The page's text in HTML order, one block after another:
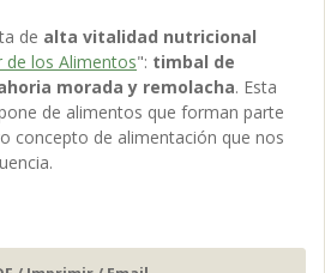
de alta vitalidad nutricional
de los Alimentos": timbal de
morada y remolacha. Esta
de alimentos que forman parte
concepto de alimentación que nos